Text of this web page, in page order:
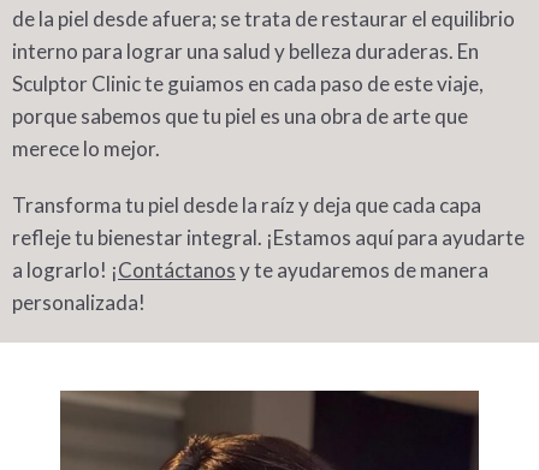
de la piel desde afuera; se trata de restaurar el equilibrio
interno para lograr una salud y belleza duraderas. En
Sculptor Clinic te guiamos en cada paso de este viaje,
porque sabemos que tu piel es una obra de arte que
merece lo mejor.
Transforma tu piel desde la raíz y deja que cada capa
refleje tu bienestar integral. ¡Estamos aquí para ayudarte
a lograrlo! ¡Contáctanosy te ayudaremos de manera
personalizada!